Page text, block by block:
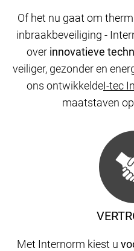
Met Internorm kiest u
Of het nu gaat om
inbraakbeveiliging -
over innovatieve
veiliger, gezonder en
ons ontwikkeldeI-tec
maatstaven